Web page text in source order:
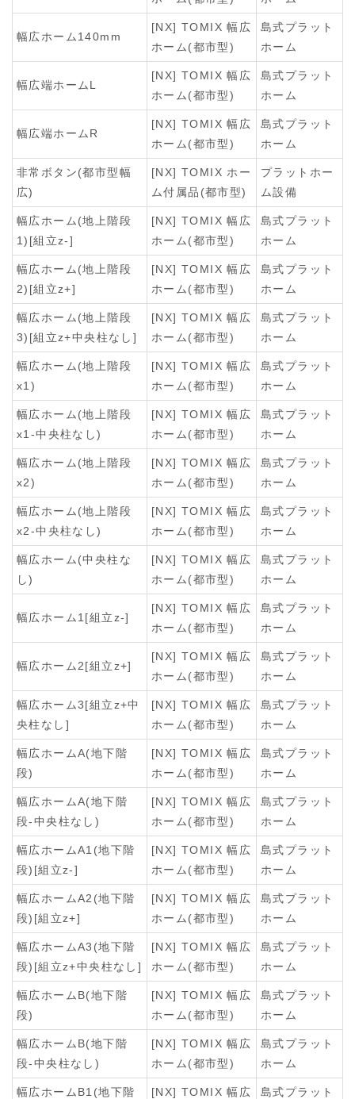
幅広ホーム140mm
[NX] TOMIX 幅広
ホーム(都市型)
島式プラット
ホーム
幅広端ホームL
[NX] TOMIX 幅広
ホーム(都市型)
島式プラット
ホーム
幅広端ホームR
[NX] TOMIX 幅広
ホーム(都市型)
島式プラット
ホーム
非常ボタン(都市型幅
広)
[NX] TOMIX ホー
ム付属品(都市型)
プラットホー
ム設備
幅広ホーム(地上階段
1)[組立z-]
[NX] TOMIX 幅広
ホーム(都市型)
島式プラット
ホーム
幅広ホーム(地上階段
2)[組立z+]
[NX] TOMIX 幅広
ホーム(都市型)
島式プラット
ホーム
幅広ホーム(地上階段
3)[組立z+中央柱なし]
[NX] TOMIX 幅広
ホーム(都市型)
島式プラット
ホーム
幅広ホーム(地上階段
x1)
[NX] TOMIX 幅広
ホーム(都市型)
島式プラット
ホーム
幅広ホーム(地上階段
x1-中央柱なし)
[NX] TOMIX 幅広
ホーム(都市型)
島式プラット
ホーム
幅広ホーム(地上階段
x2)
[NX] TOMIX 幅広
ホーム(都市型)
島式プラット
ホーム
幅広ホーム(地上階段
x2-中央柱なし)
[NX] TOMIX 幅広
ホーム(都市型)
島式プラット
ホーム
幅広ホーム(中央柱な
し)
[NX] TOMIX 幅広
ホーム(都市型)
島式プラット
ホーム
幅広ホーム1[組立z-]
[NX] TOMIX 幅広
ホーム(都市型)
島式プラット
ホーム
幅広ホーム2[組立z+]
[NX] TOMIX 幅広
ホーム(都市型)
島式プラット
ホーム
幅広ホーム3[組立z+中
央柱なし]
[NX] TOMIX 幅広
ホーム(都市型)
島式プラット
ホーム
幅広ホームA(地下階
段)
[NX] TOMIX 幅広
ホーム(都市型)
島式プラット
ホーム
幅広ホームA(地下階
段-中央柱なし)
[NX] TOMIX 幅広
ホーム(都市型)
島式プラット
ホーム
幅広ホームA1(地下階
段)[組立z-]
[NX] TOMIX 幅広
ホーム(都市型)
島式プラット
ホーム
幅広ホームA2(地下階
段)[組立z+]
[NX] TOMIX 幅広
ホーム(都市型)
島式プラット
ホーム
幅広ホームA3(地下階
段)[組立z+中央柱なし]
[NX] TOMIX 幅広
ホーム(都市型)
島式プラット
ホーム
幅広ホームB(地下階
段)
[NX] TOMIX 幅広
ホーム(都市型)
島式プラット
ホーム
幅広ホームB(地下階
段-中央柱なし)
[NX] TOMIX 幅広
ホーム(都市型)
島式プラット
ホーム
幅広ホームB1(地下階
[NX] TOMIX 幅広
島式プラット